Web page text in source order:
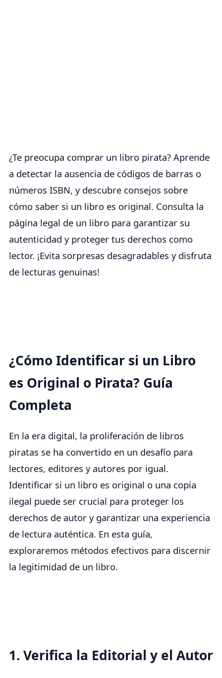
¿Te preocupa comprar un libro pirata? Aprende
a detectar la ausencia de códigos de barras o
números ISBN, y descubre consejos sobre
cómo saber si un libro es original. Consulta la
página legal de un libro para garantizar su
autenticidad y proteger tus derechos como
lector. ¡Evita sorpresas desagradables y disfruta
de lecturas genuinas!
¿Cómo Identificar si un Libro
es Original o Pirata? Guía
Completa
En la era digital, la proliferación de libros
piratas se ha convertido en un desafío para
lectores, editores y autores por igual.
Identificar si un libro es original o una copia
ilegal puede ser crucial para proteger los
derechos de autor y garantizar una experiencia
de lectura auténtica. En esta guía,
exploraremos métodos efectivos para discernir
la legitimidad de un libro.
1. Verifica la Editorial y el Autor